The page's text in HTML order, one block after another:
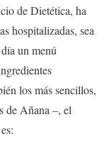
de Dietética, ha
hospitalizadas, sea
un menú
los más sencillos,
de Añana –, el